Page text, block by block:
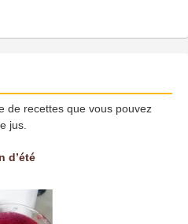
de recettes que vous pouvez
jus.
d’été